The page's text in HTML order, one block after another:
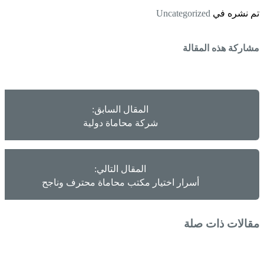
تم نشره في Uncategorized
مشاركة هذه المقالة
المقال السابق:
شركة محاماة دولية
المقال التالي:
أسرار اختيار مكتب محاماة محترف وناجح
مقالات ذات صلة